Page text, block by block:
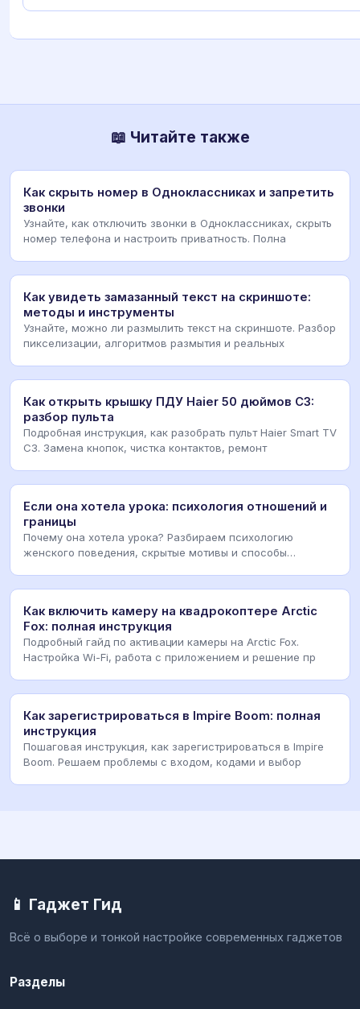
📖 Читайте также
Как скрыть номер в Одноклассниках и запретить
звонки
Узнайте, как отключить звонки в Одноклассниках, скрыть
номер телефона и настроить приватность. Полна
Как увидеть замазанный текст на скриншоте:
методы и инструменты
Узнайте, можно ли размылить текст на скриншоте. Разбор
пикселизации, алгоритмов размытия и реальных
Как открыть крышку ПДУ Haier 50 дюймов C3:
разбор пульта
Подробная инструкция, как разобрать пульт Haier Smart TV
C3. Замена кнопок, чистка контактов, ремонт
Если она хотела урока: психология отношений и
границы
Почему она хотела урока? Разбираем психологию
женского поведения, скрытые мотивы и способы
Как включить камеру на квадрокоптере Arctic
Fox: полная инструкция
Подробный гайд по активации камеры на Arctic Fox.
Настройка Wi-Fi, работа с приложением и решение пр
Как зарегистрироваться в Impire Boom: полная
инструкция
Пошаговая инструкция, как зарегистрироваться в Impire
Boom. Решаем проблемы с входом, кодами и выбор
📱 Гаджет Гид
Всё о выборе и тонкой настройке современных гаджетов
Разделы